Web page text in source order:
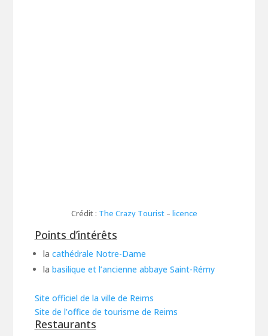
Crédit : The Crazy Tourist– licence
Points d’intérêts
la cathédrale Notre-Dame
la basilique et l’ancienne abbaye Saint-Rémy
Site officiel de la ville de Reims
Site de l’office de tourisme de Reims
Restaurants